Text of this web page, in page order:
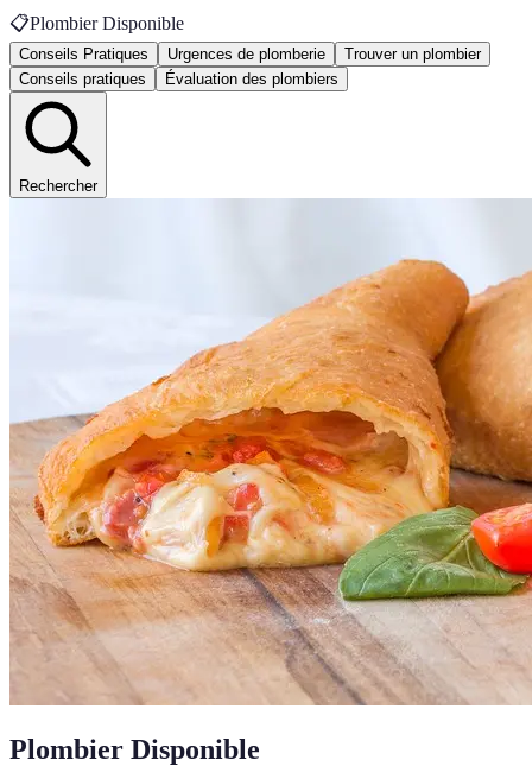
📋Plombier Disponible
Conseils Pratiques Urgences de plomberie
Trouver un plombier
Conseils pratiques
Évaluation des plombiers
Rechercher
Plombier Disponible